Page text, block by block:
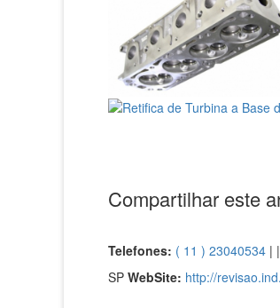
Compartilhar este
Telefones: ( 11 ) 23040534 |
SP WebSite: http://